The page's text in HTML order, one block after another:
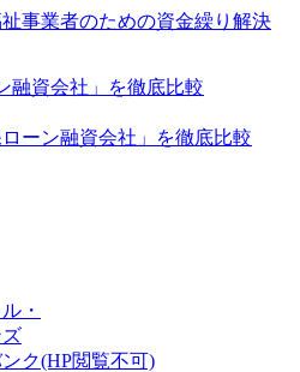
事業者のための資金繰り解決
融資会社」を徹底比較
ローン融資会社」を徹底比較
・
ク(HP閲覧不可)